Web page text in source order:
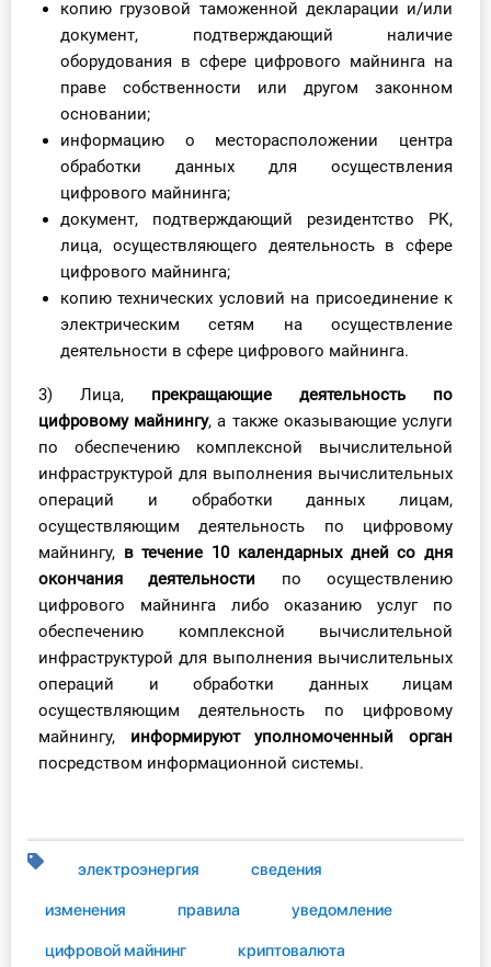
копию грузовой таможенной декларации и/или
документ, подтверждающий наличие
оборудования в сфере цифрового майнинга на
праве собственности или другом законном
основании;
информацию о месторасположении центра
обработки данных для осуществления
цифрового майнинга;
документ, подтверждающий резидентство РК,
лица, осуществляющего деятельность в сфере
цифрового майнинга;
копию технических условий на присоединение к
электрическим сетям на осуществление
деятельности в сфере цифрового майнинга.
3) Лица, прекращающие деятельность по
цифровому майнингу, а также оказывающие услуги
по обеспечению комплексной вычислительной
инфраструктурой для выполнения вычислительных
операций и обработки данных лицам,
осуществляющим деятельность по цифровому
майнингу, в течение 10 календарных дней со дня
окончания деятельности по осуществлению
цифрового майнинга либо оказанию услуг по
обеспечению комплексной вычислительной
инфраструктурой для выполнения вычислительных
операций и обработки данных лицам
осуществляющим деятельность по цифровому
майнингу, информируют уполномоченный орган
посредством информационной системы.
электроэнергия сведения
изменения правила уведомление
цифровой майнинг криптовалюта